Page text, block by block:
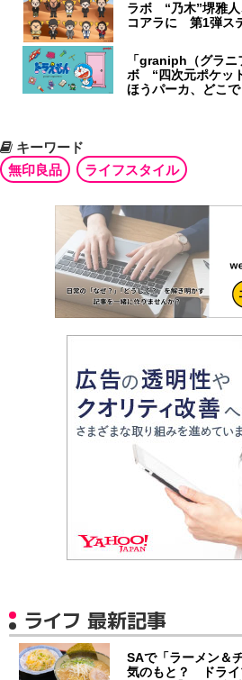
ラボ “乃木”堺雅人
コアラに 第1弾ス
「graniph（グラ
ボ “四次元ポケッ
ほうパーカ、どこ
キーワード
無印良品
ライフスタイル
ライフ 最新記事
SAで「ラーメン＆
気のもと？ ドライ